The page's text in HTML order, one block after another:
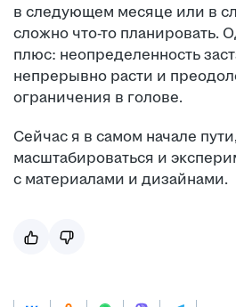
в следующем месяце или в
сложно что-то планировать.
плюс: неопределенность
непрерывно расти и
ограничения в голове.
Сейчас я в самом начале
масштабироваться и
с материалами и дизайнами.